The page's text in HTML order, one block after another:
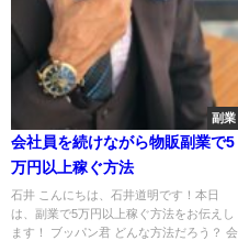
副業
会社員を続けながら物販副業で5
万円以上稼ぐ方法
石井 こんにちは、石井道明です！本日
は、副業で5万円以上稼ぐ方法をお伝えし
ます！ ブッパン君 どんな方法だろう？ 会